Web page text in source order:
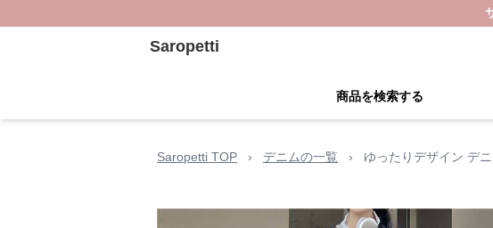
Saropetti
商品を検索する
Saropetti TOP › デニムの一覧 › ゆったりデザイン デ